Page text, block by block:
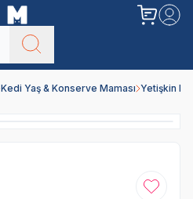
Kedi Yaş & Konserve Maması Yetişkin
Favoriye